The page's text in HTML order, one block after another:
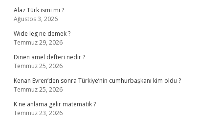
Alaz Türk ismi mi ?
Ağustos 3, 2026
Wıde leg ne demek ?
Temmuz 29, 2026
Dinen amel defteri nedir ?
Temmuz 25, 2026
Kenan Evren’den sonra Türkiye’nin cumhurbaşkanı kim oldu ?
Temmuz 25, 2026
K ne anlama gelir matematik ?
Temmuz 23, 2026